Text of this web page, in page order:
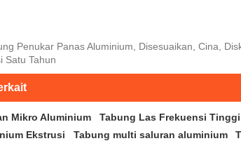
Penukar Panas Aluminium, Disesuaikan, Cina,
Satu Tahun
Mikro Aluminium
Tabung Las Frekuensi
Ekstrusi
Tabung multi saluran aluminium